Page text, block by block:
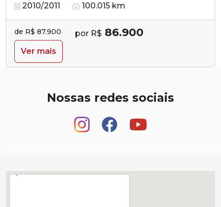
2010/2011 100.015 km
de R$ 87.900 por R$ 86.900
Ver mais
Nossas redes sociais